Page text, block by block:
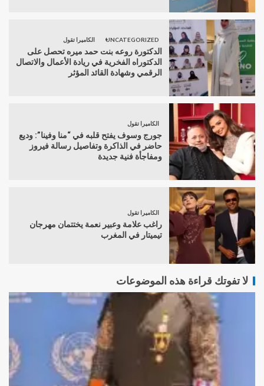
UNCATEGORIZED الكاميرا تقول
الدكتورة روعه بنت حمد ميره تحصل على
الدكتوراه الفخرية في ريادة الأعمال والاتصال
الرقمي وشهادة القائد المؤثر
الكاميرا تقول
جورج وسوف يفتح قلبه في “منا وفينا”: وديع
حاضر في الذاكرة وتفاصيل رسالة فيروز
ومفاجأة فنية جديدة
الكاميرا تقول
راغب علامة وعبير نعمة يختتمان مهرجان
تيميتار في المغرب
لا تفوتك قراءة هذه الموضوعات